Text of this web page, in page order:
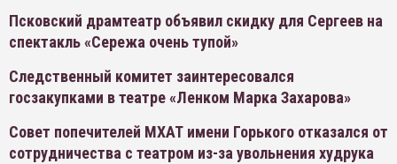
Псковский драмтеатр объявил скидку для Сергеев на
спектакль «Сережа очень тупой»
Следственный комитет заинтересовался
госзакупками в театре «Ленком Марка Захарова»
Совет попечителей МХАТ имени Горького отказался от
сотрудничества с театром из-за увольнения худрука